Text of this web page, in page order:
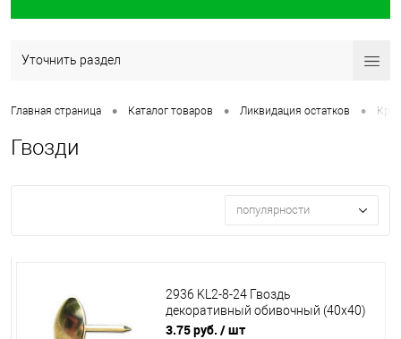
Уточнить раздел
Главная страница • Каталог товаров • Ликвидация остатков •
Гвозди
популярности
2936 KL2-8-24 Гвоздь
декоративный обивочный (40х40)
цвет:золото
3.75 руб. / шт